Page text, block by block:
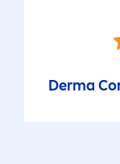
Derma